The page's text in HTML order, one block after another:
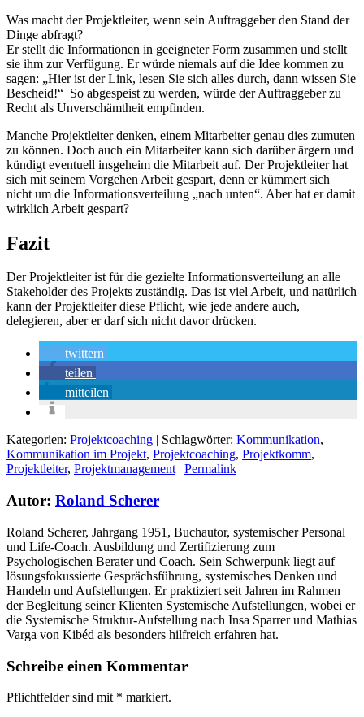
Was macht der Projektleiter, wenn sein Auftraggeber den Stand der
Dinge abfragt?
Er stellt die Informationen in geeigneter Form zusammen und stellt
sie ihm zur Verfügung. Er würde niemals auf die Idee kommen zu
sagen: „Hier ist der Link, lesen Sie sich alles durch, dann wissen Sie
Bescheid!“ So abgespeist zu werden, würde der Auftraggeber zu
Recht als Unverschämtheit empfinden.
Manche Projektleiter denken, einem Mitarbeiter genau dies zumuten
zu können. Doch auch ein Mitarbeiter kann sich darüber ärgern und
kündigt eventuell insgeheim die Mitarbeit auf. Der Projektleiter hat
sich mit seinem Vorgehen Arbeit gespart, denn er kümmert sich
nicht um die Informationsverteilung „nach unten“. Aber hat er damit
wirklich Arbeit gespart?
Fazit
Der Projektleiter ist für die gezielte Informationsverteilung an alle
Stakeholder des Projekts zuständig. Das ist viel Arbeit, und natürlich
kann der Projektleiter diese Pflicht, wie jede andere auch,
delegieren, aber er darf sich nicht davor drücken.
twittern
teilen
mitteilen
Kategorien: Projektcoaching | Schlagwörter: Kommunikation,
Kommunikation im Projekt, Projektcoaching, Projektkomm,
Projektleiter, Projektmanagement| Permalink
Autor: Roland Scherer
Roland Scherer, Jahrgang 1951, Buchautor, systemischer Personal
und Life-Coach. Ausbildung und Zertifizierung zum
Psychologischen Berater und Coach. Sein Schwerpunk liegt auf
lösungsfokussierte Gesprächsführung, systemisches Denken und
Handeln und Aufstellungen. Er praktiziert seit Jahren im Rahmen
der Begleitung seiner Klienten Systemische Aufstellungen, wobei er
die Systemische Struktur-Aufstellung nach Insa Sparrer und Mathias
Varga von Kibéd als besonders hilfreich erfahren hat.
Schreibe einen Kommentar
Pflichtfelder sind mit * markiert.